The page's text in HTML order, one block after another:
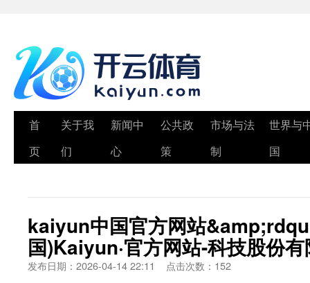
首
页
关于我
们
新闻中
心
公共政
策
市场与法
制
世界与
国
kaiyun中国官方网站
国)Kaiyun·官方网站-科技股份
发布日期：2026-04-14 22:11 点击次数：152